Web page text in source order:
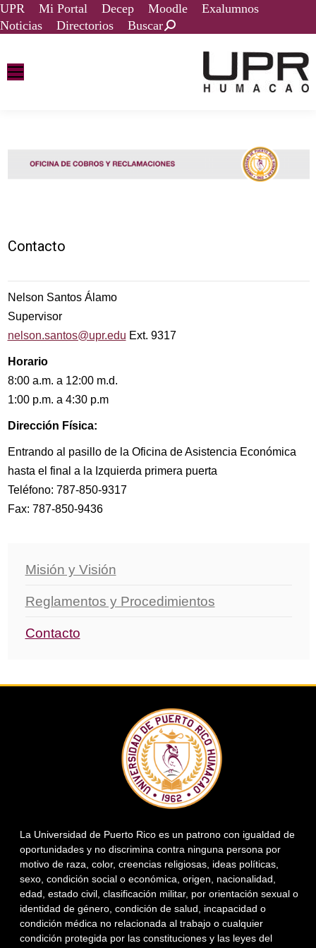
UPR Mi Portal Decep Moodle
Exalumnos
Noticias
Directorios Buscar
Contacto
Nelson Santos Álamo
Supervisor
nelson.santos@upr.edu Ext. 9317
Horario
8:00 a.m. a 12:00 m.d.
1:00 p.m. a 4:30 p.m
Dirección Física:
Entrando al pasillo de la Oficina de Asistencia Económica
hasta el final a la Izquierda primera puerta
Teléfono: 787-850-9317
Fax: 787-850-9436
Misión y Visión
Reglamentos y Procedimientos
Contacto
La Universidad de Puerto Rico es un patrono con igualdad de
oportunidades y no discrimina contra ninguna persona por
motivo de raza, color, creencias religiosas, ideas políticas,
sexo, condición social o económica, origen, nacionalidad,
edad, estado civil, clasificación militar, por orientación sexual o
identidad de género, condición de salud, incapacidad o
condición médica no relacionada al trabajo o cualquier
condición protegida por las constituciones y las leyes del